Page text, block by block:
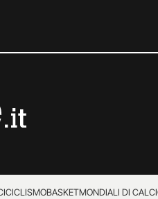
CICLISMOBASKETMONDIALI DI